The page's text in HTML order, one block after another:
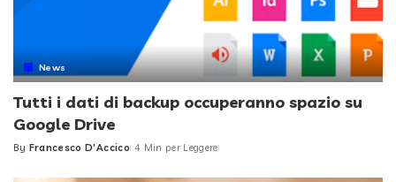
News
Tutti i dati di backup occuperanno spazio su
Google Drive
Posted
By Francesco D'Accico 4 Min per Leggere